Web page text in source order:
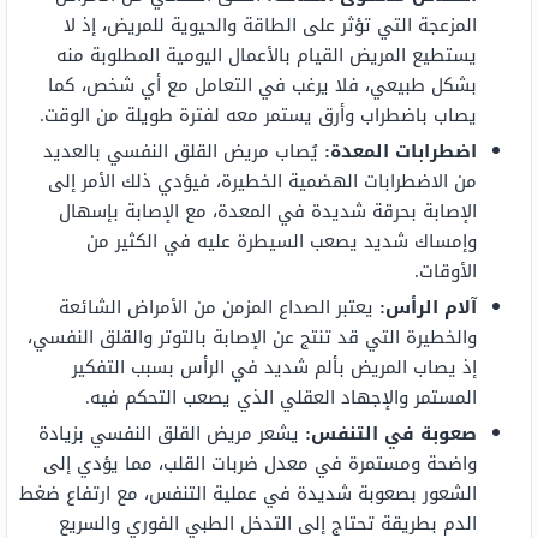
المزعجة التي تؤثر على الطاقة والحيوية للمريض، إذ لا
يستطيع المريض القيام بالأعمال اليومية المطلوبة منه
بشكل طبيعي، فلا يرغب في التعامل مع أي شخص، كما
يصاب باضطراب وأرق يستمر معه لفترة طويلة من الوقت.
اضطرابات المعدة: يُصاب مريض القلق النفسي بالعديد
من الاضطرابات الهضمية الخطيرة، فيؤدي ذلك الأمر إلى
الإصابة بحرقة شديدة في المعدة، مع الإصابة بإسهال
وإمساك شديد يصعب السيطرة عليه في الكثير من
الأوقات.
آلام الرأس: يعتبر الصداع المزمن من الأمراض الشائعة
والخطيرة التي قد تنتج عن الإصابة بالتوتر والقلق النفسي،
إذ يصاب المريض بألم شديد في الرأس بسبب التفكير
المستمر والإجهاد العقلي الذي يصعب التحكم فيه.
صعوبة في التنفس: يشعر مريض القلق النفسي بزيادة
واضحة ومستمرة في معدل ضربات القلب، مما يؤدي إلى
الشعور بصعوبة شديدة في عملية التنفس، مع ارتفاع ضغط
الدم بطريقة تحتاج إلى التدخل الطبي الفوري والسريع